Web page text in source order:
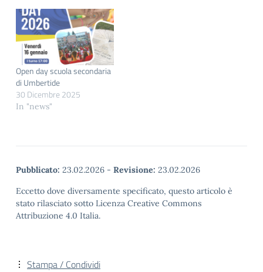
Open day scuola secondaria
di Umbertide
30 Dicembre 2025
In "news"
Pubblicato: 23.02.2026 - Revisione: 23.02.2026
Eccetto dove diversamente specificato, questo articolo è
stato rilasciato sotto Licenza Creative Commons
Attribuzione 4.0 Italia.
Stampa / Condividi